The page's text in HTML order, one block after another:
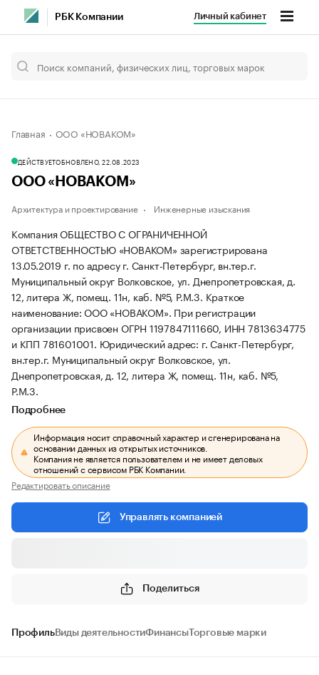
РБК Компании Личный кабинет
Главная ООО «НОВАКОМ»
ДЕЙСТВУЕТОБНОВЛЕНО, 22.08.2023
ООО «НОВАКОМ»
Архитектура и проектирование Инженерные изыскания
Компания ОБЩЕСТВО С ОГРАНИЧЕННОЙ
ОТВЕТСТВЕННОСТЬЮ «НОВАКОМ» зарегистрирована
13.05.2019 г. по адресу г. Санкт-Петербург, вн.тер.г.
Муниципальный округ Волковское, ул. Днепропетровская, д.
12, литера Ж, помещ. 11н, каб. №5, Р.М.3. Краткое
наименование: ООО «НОВАКОМ». При регистрации
организации присвоен ОГРН 1197847111660, ИНН 7813634775
и КПП 781601001. Юридический адрес: г. Санкт-Петербург,
вн.тер.г. Муниципальный округ Волковское, ул.
Днепропетровская, д. 12, литера Ж, помещ. 11н, каб. №5,
Р.М.3.
Подробнее
Информация носит справочный характер и сгенерирована на
основании данных из открытых источников.
Компания не является пользователем и не имеет деловых
отношений с сервисом РБК Компании.
Редактировать описание
Управлять компанией
Поделиться
ПрофильВиды деятельностиФинансыТорговые марки